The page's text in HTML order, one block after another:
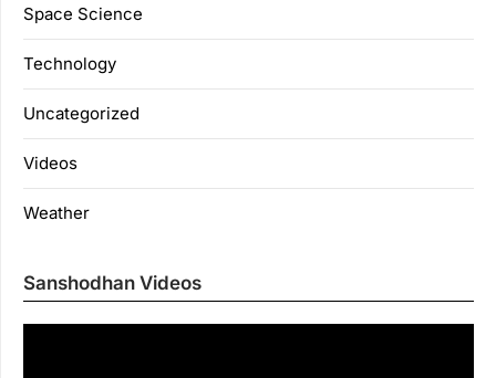
Space Science
Technology
Uncategorized
Videos
Weather
Sanshodhan Videos